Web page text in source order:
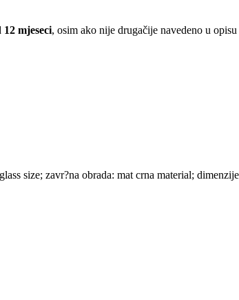
12 mjeseci, osim ako nije drugačije navedeno u
size; zavr?na obrada: mat crna material;